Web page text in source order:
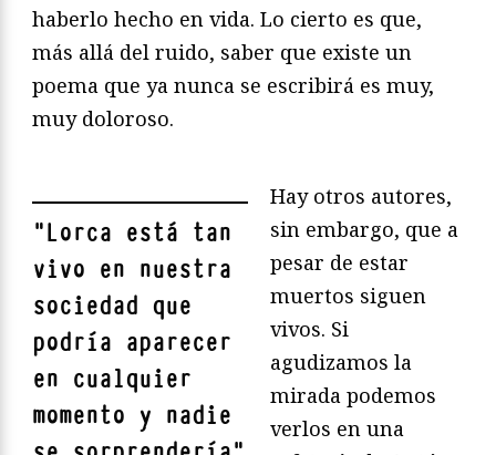
haberlo hecho en vida. Lo cierto es que,
más allá del ruido, saber que existe un
poema que ya nunca se escribirá es muy,
muy doloroso.
"Lorca está tan
vivo en nuestra
sociedad que
podría aparecer
en cualquier
momento y nadie
Hay otros autores,
sin embargo, que a
pesar de estar
muertos siguen
vivos. Si
agudizamos la
mirada podemos
verlos en una